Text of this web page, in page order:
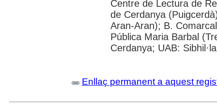
Centre de Lectura de
de Cerdanya
Aran-Aran); B.
Pública Maria Barbal
Cerdanya; UAB: Sibhil·la
Enllaç permanent a aquest